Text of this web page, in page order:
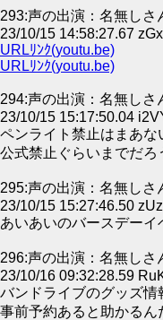
293:声の出演：名無しさ
23/10/15 14:58:27.67
URLﾘﾝｸ(youtu.be)
URLﾘﾝｸ(youtu.be)
294:声の出演：名無しさ
23/10/15 15:17:50.04
ペンライト禁止はまあな
公式禁止ぐらいまでだろ
295:声の出演：名無しさ
23/10/15 15:27:46.50
あいあいのバースデーイ
296:声の出演：名無しさ
23/10/16 09:32:28.59
バンドライブのグッズ情
事前予約あると助かるん